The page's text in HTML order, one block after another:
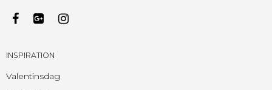
INSPIRATION
Valentinsdag